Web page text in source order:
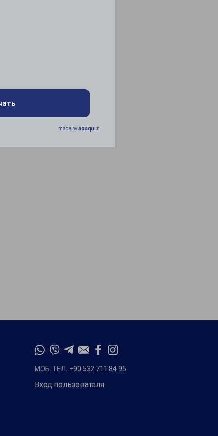
МОБ. ТЕЛ. +90 532 711 84 95
Вход пользователя